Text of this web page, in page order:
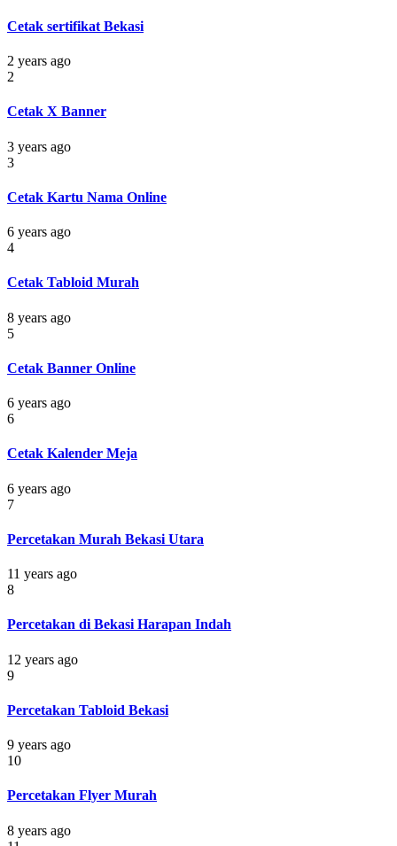
Cetak sertifikat Bekasi
2 years ago
2
Cetak X Banner
3 years ago
3
Cetak Kartu Nama Online
6 years ago
4
Cetak Tabloid Murah
8 years ago
5
Cetak Banner Online
6 years ago
6
Cetak Kalender Meja
6 years ago
7
Percetakan Murah Bekasi Utara
11 years ago
8
Percetakan di Bekasi Harapan Indah
12 years ago
9
Percetakan Tabloid Bekasi
9 years ago
10
Percetakan Flyer Murah
8 years ago